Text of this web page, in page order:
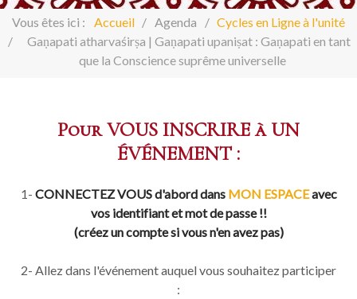
Vous êtes ici : Accueil Agenda
Cycles en Ligne à l'unité
Gaṇapati atharvaśirṣa | Gaṇapati upaniṣat : Gaṇapati en tant
que la Conscience suprême universelle
Pour VOUS INSCRIRE à UN
ÉVÉNEMENT :
1- CONNECTEZ VOUS d'abord dans MON ESPACEavec
vos identifiant et mot de passe !!
(créez un compte si vous n'en avez pas)
2- Allez dans l'événement auquel vous souhaitez participer
: